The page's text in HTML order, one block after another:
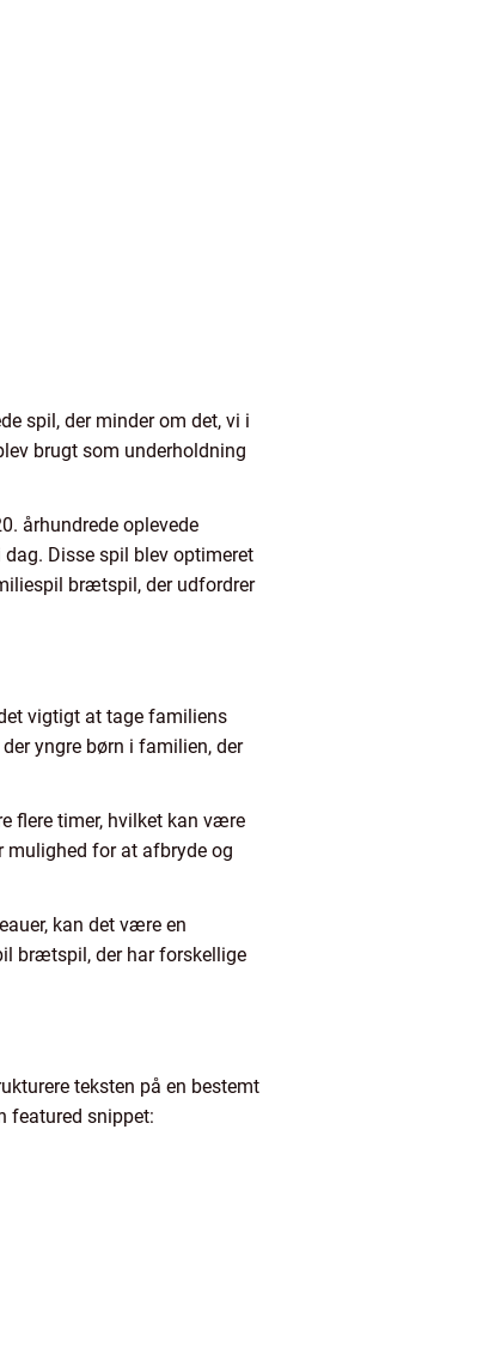
spil, der minder om det, vi i
brugt som underholdning
århundrede oplevede
Disse spil blev optimeret
brætspil, der udfordrer
vigtigt at tage familiens
yngre børn i familien, der
flere timer, hvilket kan være
mulighed for at afbryde og
kan det være en
brætspil, der har forskellige
teksten på en bestemt
featured snippet: